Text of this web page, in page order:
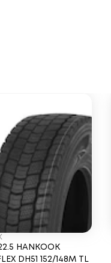
HANKOOK
DH51 152/148M TL